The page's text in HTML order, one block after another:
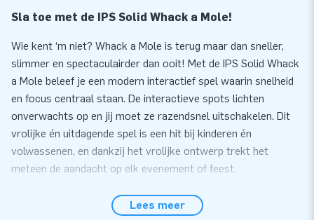
Sla toe met de IPS Solid Whack a Mole!
Wie kent ‘m niet? Whack a Mole is terug maar dan sneller,
slimmer en spectaculairder dan ooit! Met de IPS Solid Whack
a Mole beleef je een modern interactief spel waarin snelheid
en focus centraal staan. De interactieve spots lichten
onverwachts op en jij moet ze razendsnel uitschakelen. Dit
vrolijke én uitdagende spel is een hit bij kinderen én
volwassenen, en dankzij het vrolijke ontwerp trekt het
meteen de aandacht op elk evenement of feest.
Stevig, compact en vol actie
Lees meer